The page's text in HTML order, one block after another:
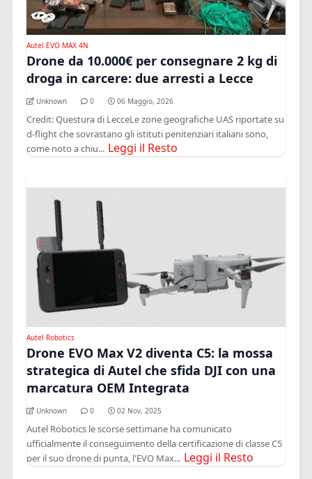
Autel EVO MAX 4N
Drone da 10.000€ per consegnare 2 kg di
droga in carcere: due arresti a Lecce
Unknown 0 06 Maggio, 2026
Credit: Questura di LecceLe zone geografiche UAS riportate su
d-flight che sovrastano gli istituti penitenziari italiani sono,
come noto a chiu... Leggi il Resto
Autel Robotics
Drone EVO Max V2 diventa C5: la mossa
strategica di Autel che sfida DJI con una
marcatura OEM Integrata
Unknown 0 02 Nov, 2025
Autel Robotics le scorse settimane ha comunicato
ufficialmente il conseguimento della certificazione di classe C5
per il suo drone di punta, l'EVO Max... Leggi il Resto